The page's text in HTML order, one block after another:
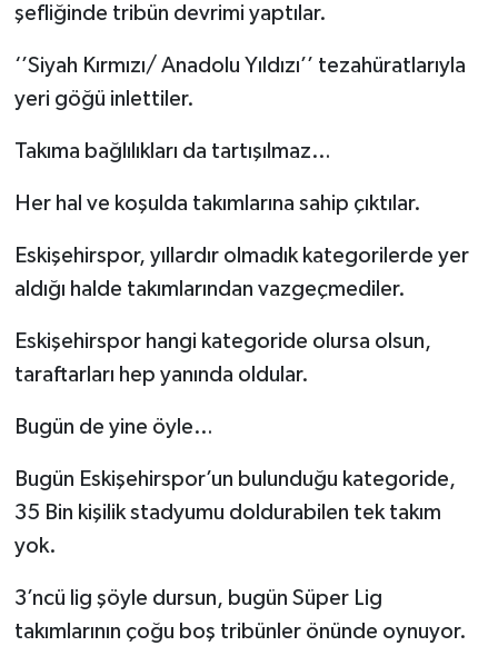
şefliğinde tribün devrimi yaptılar.
‘’Siyah Kırmızı/ Anadolu Yıldızı’’ tezahüratlarıyla
yeri göğü inlettiler.
Takıma bağlılıkları da tartışılmaz…
Her hal ve koşulda takımlarına sahip çıktılar.
Eskişehirspor, yıllardır olmadık kategorilerde yer
aldığı halde takımlarından vazgeçmediler.
Eskişehirspor hangi kategoride olursa olsun,
taraftarları hep yanında oldular.
Bugün de yine öyle…
Bugün Eskişehirspor’un bulunduğu kategoride,
35 Bin kişilik stadyumu doldurabilen tek takım
yok.
3’ncü lig şöyle dursun, bugün Süper Lig
takımlarının çoğu boş tribünler önünde oynuyor.